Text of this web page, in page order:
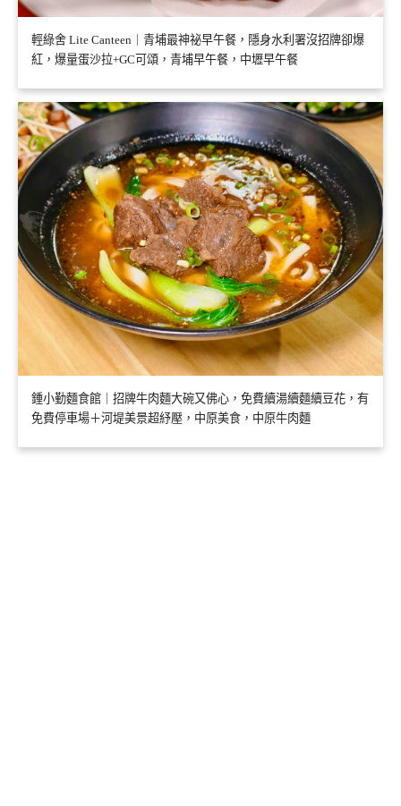
輕綠舍 Lite Canteen｜青埔最神祕早午餐，隱身水利署沒招牌卻爆
紅，爆量蛋沙拉+GC可頌，青埔早午餐，中壢早午餐
鍾小勤麵食館｜招牌牛肉麵大碗又佛心，免費續湯續麵續豆花，有
免費停車場＋河堤美景超紓壓，中原美食，中原牛肉麵